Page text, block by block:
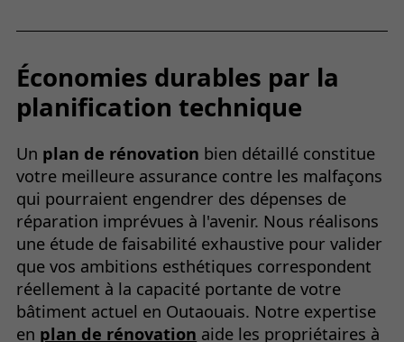
Économies durables par la
planification technique
Un plan de rénovation bien détaillé constitue
votre meilleure assurance contre les malfaçons
qui pourraient engendrer des dépenses de
réparation imprévues à l'avenir. Nous réalisons
une étude de faisabilité exhaustive pour valider
que vos ambitions esthétiques correspondent
réellement à la capacité portante de votre
bâtiment actuel en Outaouais. Notre expertise
en plan de rénovation aide les propriétaires à